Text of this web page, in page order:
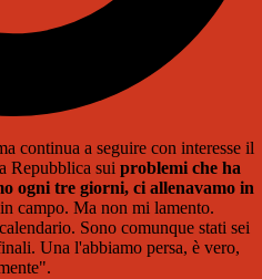
continua a seguire con interesse il
Repubblica sui problemi che ha
ogni tre giorni, ci allenavamo in
campo. Ma non mi lamento.
Sono comunque stati sei
Una l'abbiamo persa, è vero,